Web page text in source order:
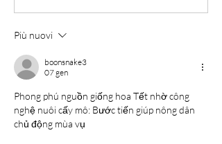
Più nuovi
boonsnake3
07 gen
Phong phú nguồn giống hoa Tết nhờ công
nghệ nuôi cấy mô: Bước tiến giúp nông dân
chủ động mùa vụ